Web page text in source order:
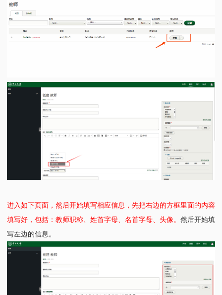
进入如下页面，然后开始填写相应信息，先把右边的方框里面的内容
填写好，包括：教师职称、姓首字母、名首字母、头像。 然后开始填
写左边的信息。